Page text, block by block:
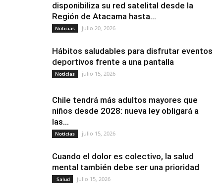
disponibiliza su red satelital desde la
Región de Atacama hasta...
Noticias julio 20, 2026
Hábitos saludables para disfrutar eventos
deportivos frente a una pantalla
Noticias julio 15, 2026
Chile tendrá más adultos mayores que
niños desde 2028: nueva ley obligará a
las...
Noticias julio 15, 2026
Cuando el dolor es colectivo, la salud
mental también debe ser una prioridad
Salud julio 15, 2026